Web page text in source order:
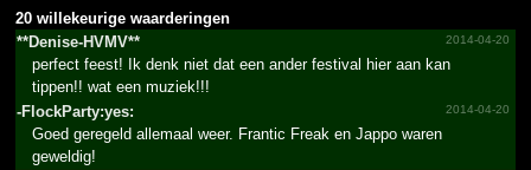
20 willekeurige waarderingen
**­Denise-HVMV**­
2014-04-20
perfect feest! Ik denk niet dat een ander festival hier aan kan
tippen!! wat een muziek!!!
-FlockP­arty:y­es:
2014-04-20
Goed geregeld allemaal weer. Frantic Freak en Jappo waren
geweldig!